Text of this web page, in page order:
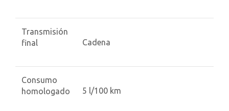
Transmisión
final
Cadena
Consumo
homologado
5 l/100 km